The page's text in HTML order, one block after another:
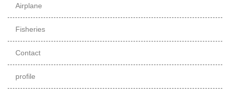
Airplane
Fisheries
Contact
profile